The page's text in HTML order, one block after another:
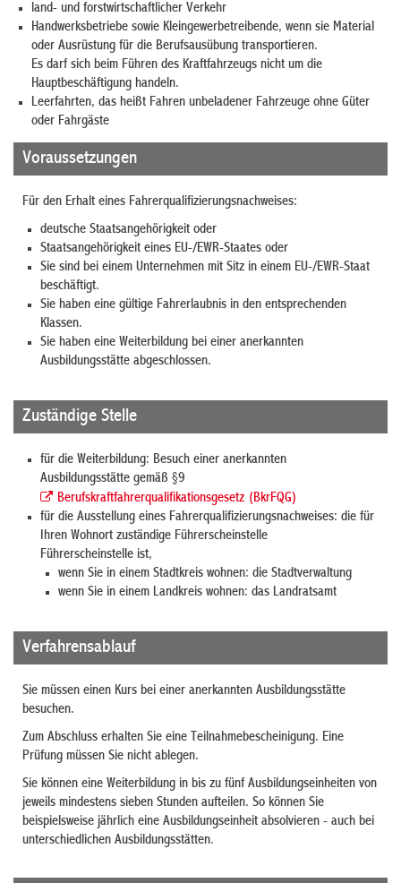
land- und forstwirtschaftlicher Verkehr
Handwerksbetriebe sowie Kleingewerbetreibende, wenn sie Material
oder Ausrüstung für die Berufsausübung transportieren.
Es darf sich beim Führen des Kraftfahrzeugs nicht um die
Hauptbeschäftigung handeln.
Leerfahrten, das heißt Fahren unbeladener Fahrzeuge ohne Güter
oder Fahrgäste
Voraussetzungen
Für den Erhalt eines Fahrerqualifizierungsnachweises:
deutsche Staatsangehörigkeit oder
Staatsangehörigkeit eines EU-/EWR-Staates oder
Sie sind bei einem Unternehmen mit Sitz in einem EU-/EWR-Staat
beschäftigt.
Sie haben eine gültige Fahrerlaubnis in den entsprechenden
Klassen.
Sie haben eine Weiterbildung bei einer anerkannten
Ausbildungsstätte abgeschlossen.
Zuständige Stelle
für die Weiterbildung: Besuch einer anerkannten
Ausbildungsstätte gemäß §9
Berufskraftfahrerqualifikationsgesetz (BkrFQG)
für die Ausstellung eines Fahrerqualifizierungsnachweises: die für
Ihren Wohnort zuständige Führerscheinstelle
Führerscheinstelle ist,
wenn Sie in einem Stadtkreis wohnen: die Stadtverwaltung
wenn Sie in einem Landkreis wohnen: das Landratsamt
Verfahrensablauf
Sie müssen einen Kurs bei einer anerkannten Ausbildungsstätte
besuchen.
Zum Abschluss erhalten Sie eine Teilnahmebescheinigung. Eine
Prüfung müssen Sie nicht ablegen.
Sie können eine Weiterbildung in bis zu fünf Ausbildungseinheiten von
jeweils mindestens sieben Stunden aufteilen. So können Sie
beispielsweise jährlich eine Ausbildungseinheit absolvieren - auch bei
unterschiedlichen Ausbildungsstätten.